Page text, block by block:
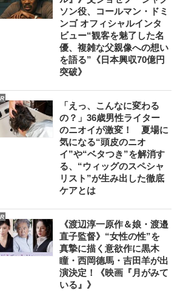
ソン役、コールマン・ドミ
ンゴ オフィシャルインタ
ビュー“観客を魅了した名
優、複雑な父親像への想い
を語る”《日本興収70億円
突破》
「えっ、こんなに変わる
の？」36歳男性ライター
のニオイが激変！ 夏場に
気になる“頭皮のニオ
イ”や“ベタつき”を解消す
る、“ウィッグのスペシャ
リスト”が生み出した徹底
ケアとは
《渡辺淳一原作＆娘・渡邉
直子監督》“女性の性”を
真摯に描く意欲作に黒木
瞳・西岡德馬・吉田羊が出
演決定！《映画『月がみて
いる』》